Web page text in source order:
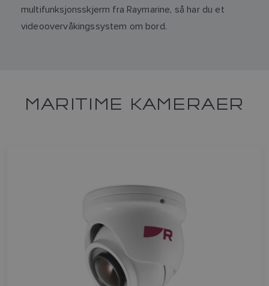
multifunksjonsskjerm fra Raymarine, så har du et
videoovervåkingssystem om bord.
MARITIME KAMERAER